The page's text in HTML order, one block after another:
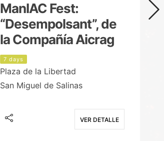
ManIAC Fest:
“Desempolsant”, de
la Compañía Aicrag
7 days
Plaza de la Libertad
San Miguel de Salinas
VER DETALLE